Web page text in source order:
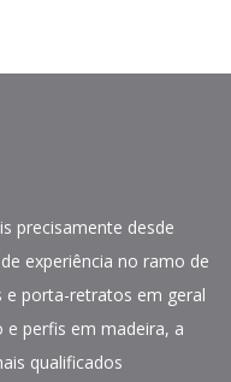
precisamente desde
experiência no ramo de
e porta-retratos em geral
perfis em madeira, a
qualificados